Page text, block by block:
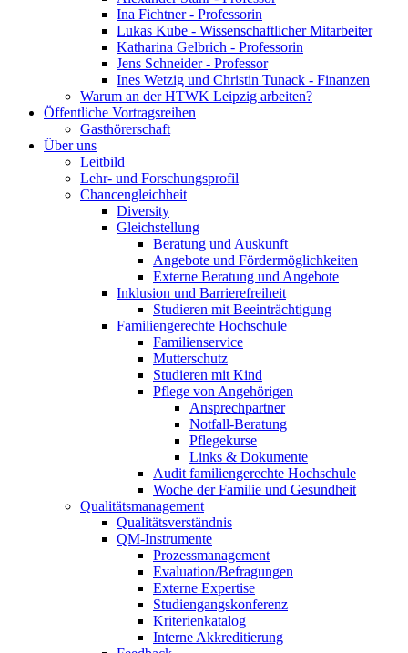
Ina Fichtner - Professorin
Lukas Kube - Wissenschaftlicher Mitarbeiter
Katharina Gelbrich - Professorin
Jens Schneider - Professor
Ines Wetzig und Christin Tunack - Finanzen
Warum an der HTWK Leipzig arbeiten?
Öffentliche Vortragsreihen
Gasthörerschaft
Über uns
Leitbild
Lehr- und Forschungsprofil
Chancengleichheit
Diversity
Gleichstellung
Beratung und Auskunft
Angebote und Fördermöglichkeiten
Externe Beratung und Angebote
Inklusion und Barrierefreiheit
Studieren mit Beeinträchtigung
Familiengerechte Hochschule
Familienservice
Mutterschutz
Studieren mit Kind
Pflege von Angehörigen
Ansprechpartner
Notfall-Beratung
Pflegekurse
Links & Dokumente
Audit familiengerechte Hochschule
Woche der Familie und Gesundheit
Qualitätsmanagement
Qualitätsverständnis
QM-Instrumente
Prozessmanagement
Evaluation/Befragungen
Externe Expertise
Studiengangskonferenz
Kriterienkatalog
Interne Akkreditierung